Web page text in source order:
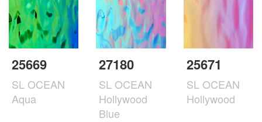
25669
SL OCEAN
Aqua
27180
SL OCEAN
Hollywood
Blue
25671
SL OCEAN
Hollywood